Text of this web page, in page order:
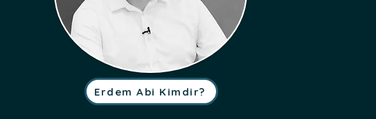
Erdem Abi Kimdir?